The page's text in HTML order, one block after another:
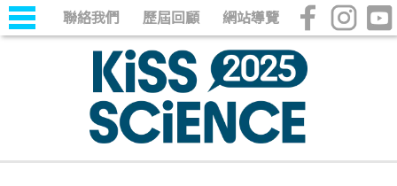
聯絡我們 歷屆回顧 網站導覽